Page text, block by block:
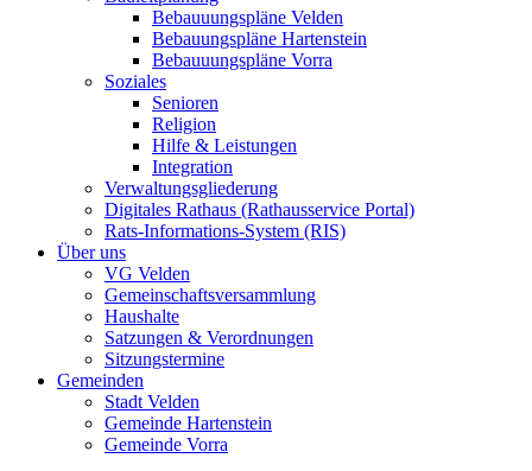
Bebauuungspläne Velden
Bebauungspläne Hartenstein
Bebauuungspläne Vorra
Soziales
Senioren
Religion
Hilfe & Leistungen
Integration
Verwaltungsgliederung
Digitales Rathaus (Rathausservice Portal)
Rats-Informations-System (RIS)
Über uns
VG Velden
Gemeinschaftsversammlung
Haushalte
Satzungen & Verordnungen
Sitzungstermine
Gemeinden
Stadt Velden
Gemeinde Hartenstein
Gemeinde Vorra